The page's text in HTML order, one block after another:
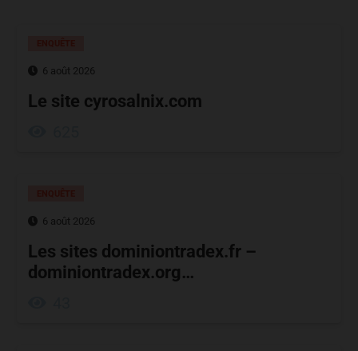
6 août 2026
Le site cyrosalnix.com
6 août 2026
Les sites dominiontradex.fr –
dominiontradex.org…